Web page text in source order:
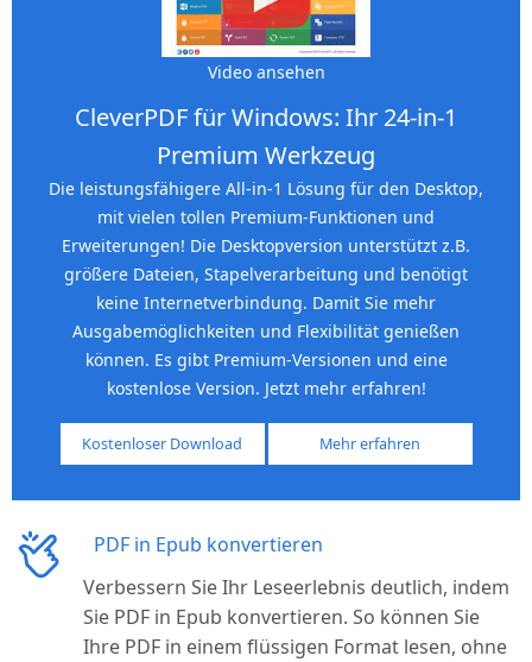
Video ansehen
CleverPDF für Windows: Ihr 24-in-1
Premium Werkzeug
Die leistungsfähigere All-in-1 Lösung für den Desktop,
mit vielen tollen Premium-Funktionen und
Erweiterungen! Die Desktopversion unterstützt z.B.
größere Dateien, Stapelverarbeitung und benötigt
keine Internetverbindung. Damit Sie mehr
Ausgabemöglichkeiten und Flexibilität genießen
können. Es gibt Premium-Versionen und eine
kostenlose Version. Jetzt mehr erfahren!
Kostenloser Download Mehr erfahren
PDF in Epub konvertieren
Verbessern Sie Ihr Leseerlebnis deutlich, indem
Sie PDF in Epub konvertieren. So können Sie
Ihre PDF in einem flüssigen Format lesen, ohne